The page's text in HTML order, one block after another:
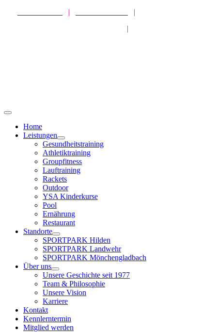
| |
|
Toggle
NavigationHome
Leistungen
Gesundheitstraining
Athletiktraining
Groupfitness
Lauftraining
Rackets
Outdoor
YSA Kinderkurse
Pool
Ernährung
Restaurant
Standorte
SPORTPARK Hilden
SPORTPARK Landwehr
SPORTPARK Mönchengladbach
Über uns
Unsere Geschichte seit 1977
Team & Philosophie
Unsere Vision
Karriere
Kontakt
Kennlerntermin
Mitglied werden